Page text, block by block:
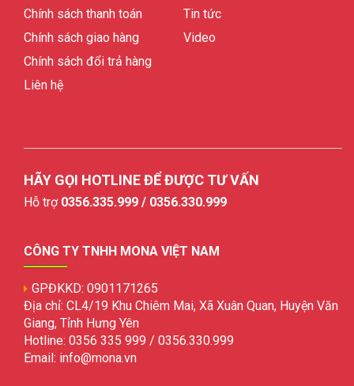
Chính sách thanh toán
Chính sách giao hàng
Chính sách đổi trả hàng
Liên hệ
Tin tức
Video
HÃY GỌI HOTLINE ĐỂ ĐƯỢC TƯ VẤN
Hỗ trợ 0356.335.999 / 0356.330.999
CÔNG TY TNHH MONA VIỆT NAM
GPĐKKD: 0901171265
Địa chỉ: CL4/19 Khu Chiêm Mai, Xã Xuân Quan, Huyện Văn
Giang, Tỉnh Hưng Yên
Hotline: 0356 335 999 / 0356.330.999
Email: info@mona.vn